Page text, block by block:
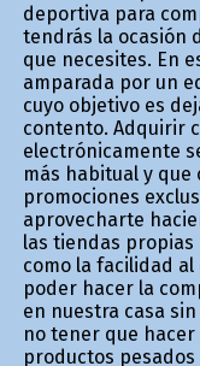
deportiva para
tendrás la ocasión
que necesites. En
amparada por un
cuyo objetivo es
contento. Adquirir
electrónicamente
más habitual y que
promociones
aprovecharte
las tiendas propias
como la facilidad
poder hacer la
en nuestra casa
no tener que
productos